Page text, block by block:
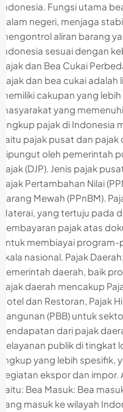
Indonesia. Fungsi utama
dalam negeri, menjaga
mengontrol aliran barang
Indonesia sesuai dengan
Pajak dan Bea Cukai
pajak dan bea cukai
memiliki cakupan yang
masyarakat yang
Lingkup pajak di Indonesia
yaitu pajak pusat dan pajak
dipungut oleh pemerintah
Pajak (DJP). Jenis pajak
Pajak Pertambahan Nilai
Barang Mewah (PPnBM).
Materai, yang tertuju
pembayaran pajak atas
untuk membiayai
skala nasional. Pajak
pemerintah daerah, baik
Pajak daerah mencakup
Hotel dan Restoran, Pajak
Bangunan (PBB) untuk
Pendapatan dari pajak
pelayanan publik di tingkat
lingkup yang lebih
kegiatan ekspor dan
yaitu: Bea Masuk: Bea
yang masuk ke wilayah